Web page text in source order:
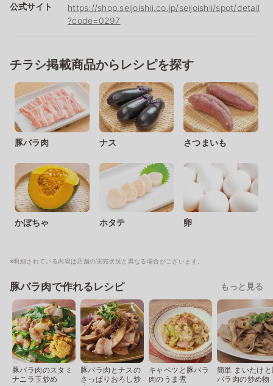
公式サイト
https://shop.seijoishii.co.jp/seijoishii/spot/detail
?code=0297
チラシ掲載商品からレシピを探す
豚バラ肉 ナス さつまいも
かぼちゃ ホタテ 卵
※明細されている内容は店舗の実売状況と異なる場合がございます。
豚バラ肉で作れるレシピ もっと見る
豚バラ肉のスタミ
ナニラ玉炒め
豚バラ肉とナスの
さっぱりおろし炒
キャベツと豚バラ
肉のうま煮
簡単 まいたけ
バラ肉の炒め物